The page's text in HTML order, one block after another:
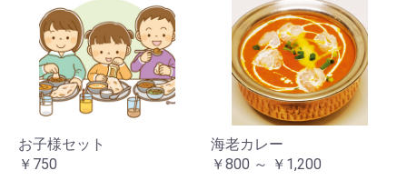
お子様セット
￥750
海老カレー
￥800 ～ ￥1,200